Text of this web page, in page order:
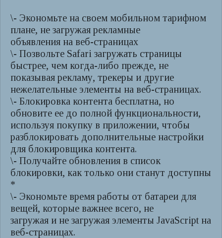
\- Экономьте на своем мобильном тарифном
плане, не загружая рекламные
объявления на веб-страницах
\- Позвольте Safari загружать страницы
быстрее, чем когда-либо прежде, не
показывая рекламу, трекеры и другие
нежелательные элементы на веб-страницах.
\- Блокировка контента бесплатна, но
обновите ее до полной функциональности,
используя покупку в приложении, чтобы
разблокировать дополнительные настройки
для блокировщика контента.
\- Получайте обновления в список
блокировки, как только они станут доступны
*
\- Экономьте время работы от батареи для
вещей, которые важнее всего, не
загружая и не загружая элементы JavaScript на
веб-страницах.